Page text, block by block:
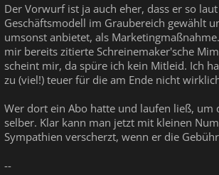
Der Vorwurf ist ja auch eher, dass er so
Geschäftsmodell im Graubereich gewählt
umsonst anbietet, als
mir bereits zitierte Schreinemaker'sche
scheint mir, da spüre ich kein Mitleid. Ich
zu (viel!) teuer für die am Ende nicht
Wer dort ein Abo hatte und laufen ließ, um
selber. Klar kann man jetzt mit kleinen
Sympathien verscherzt, wenn er die
--